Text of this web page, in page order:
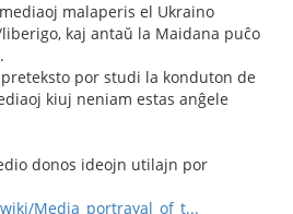
malaperis el Ukraino
kaj antaŭ la Maidana puĉo
por studi la konduton de
kiuj neniam estas anĝele
donos ideojn utilajn por
Media_portrayal_of_t...